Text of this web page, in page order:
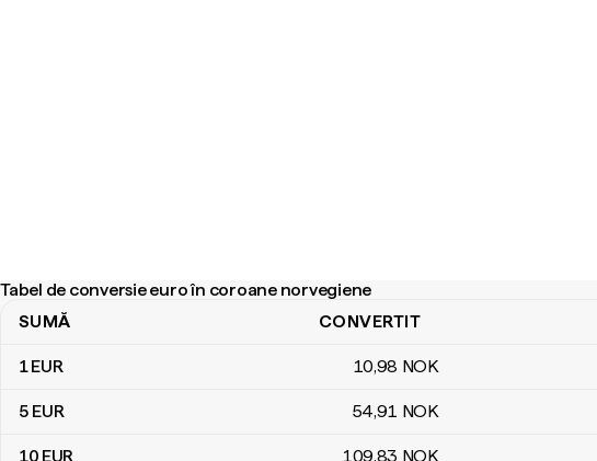
Tabel de conversie euro în coroane norvegiene
Tabel de conversie euro în coroane norvegiene
SUMĂ CONVERTIT
1EUR 10,98 NOK
5 EUR 54,91 NOK
10 EUR 109,83 NOK